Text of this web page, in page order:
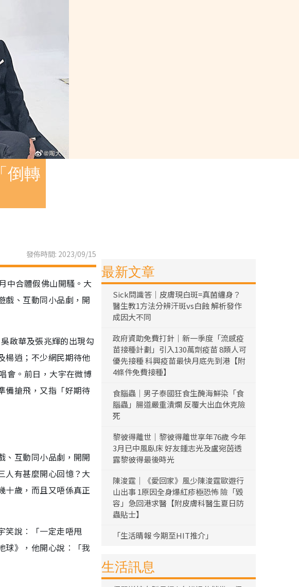
倒轉
發佈時間: 2023/09/15
中合體假佛山開騷。大
戲、互動同小品劇，開
啟華及張兆輝的出現勾
楊逍；不少網民期待他
會。前日，大宇在微博
備搶飛，又指「好期待
、互動同小品劇，開開
人有甚麼開心回憶？大
十歲，而且又唔係真正
笑說︰「一定走唔甩
球》，他開心說︰「我
最新文章
Sick問識答｜皮膚現白斑=真菌纏身？
醫生教1方法分辨汗斑vs白蝕 解析發作
成因大不同
政府資助免費打針｜新一季度「流感疫
苗接種計劃」引入130萬劑疫苗 8類人可
優先接種 科興疫苗最快月底先到港【附
4條件免費接種】
食腦蟲｜男子泰國狂食生醃海鮮染「食
腦蟲」腸道嚴重潰爛 反覆大出血休克險
死
黎彼得離世｜黎彼得離世享年76歲 今年
3月已中風臥床 好友鍾志光及盧宛茵透
露黎彼得最後時光
陳浚霆｜《愛回家》風少陳浚霆歐遊行
山出事 1原因全身爆紅疹極恐怖 險「毀
容」急回港求醫【附皮膚科醫生夏日防
蟲貼士】
「生活晴報 今期至HIT推介」
生活訊息